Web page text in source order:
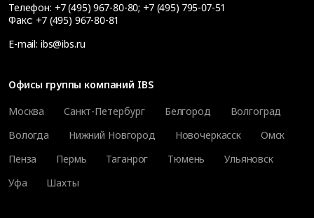
Телефон: +7 (495) 967-80-80; +7 (495) 795-07-51
Факс: +7 (495) 967-80-81
E-mail: ibs@ibs.ru
Офисы группы компаний IBS
Москва
Санкт-Петербург Белгород
Волгоград
Вологда
Нижний Новгород Новочеркасск
Омск
Пенза
Пермь Таганрог Тюмень
Ульяновск
Уфа
Шахты